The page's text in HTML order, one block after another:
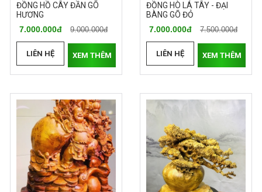
ĐỒNG HỒ CÂY ĐẦN GÕ
HƯƠNG
7.000.000đ
9.000.000đ
LIÊN HỆ XEM THÊM
ĐỒNG HÒ LÁ TÂY - ĐẠI
BÀNG GÕ ĐỎ
7.000.000đ
7.500.000đ
LIÊN HỆ XEM THÊM